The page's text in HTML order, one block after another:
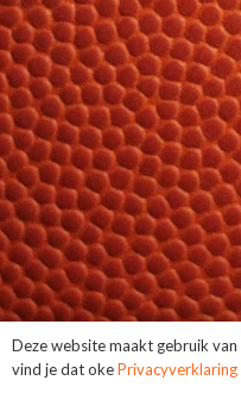
Deze website maakt gebruik
vind je dat okePrivacyverklaring